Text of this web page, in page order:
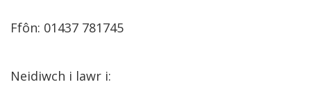
Ffôn: 01437 781745
Neidiwch i lawr i: